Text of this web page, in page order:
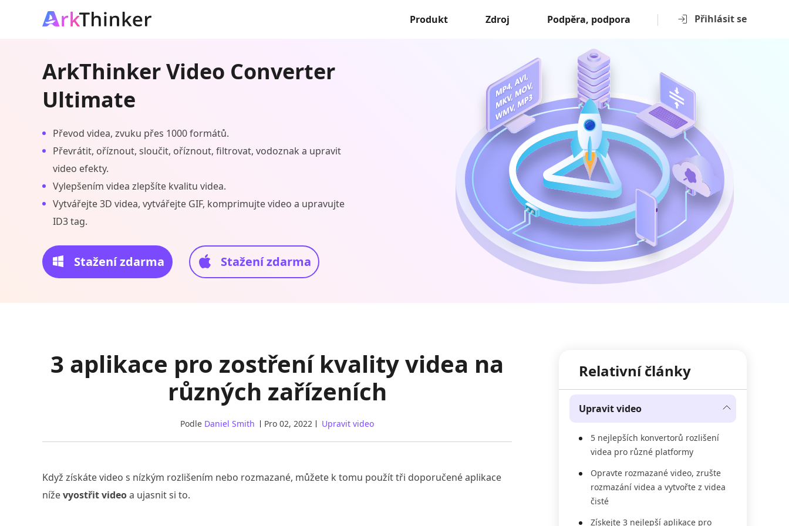
Přihlásit se
Produkt Zdroj Podpěra, podpora
ArkThinker Video Converter
Ultimate
Převod videa, zvuku přes 1000 formátů.
Převrátit, oříznout, sloučit, oříznout, filtrovat, vodoznak a upravit
video efekty.
Vylepšením videa zlepšíte kvalitu videa.
Vytvářejte 3D videa, vytvářejte GIF, komprimujte video a upravujte
ID3 tag.
Stažení zdarma Stažení zdarma
3 aplikace pro zostření kvality videa na
různých zařízeních
Podle Daniel Smith Pro 02, 2022 Upravit video
Když získáte video s nízkým rozlišením nebo rozmazané, můžete k tomu použít tři doporučené aplikace
níževyostřit videoa ujasnit si to.
Relativní články
Upravit video
5 nejlepších konvertorů rozlišení
videa pro různé platformy
Opravte rozmazané video, zrušte
rozmazání videa a vytvořte z videa
čisté
Získejte 3 nejlepší aplikace pro